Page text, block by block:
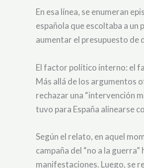
En esa línea, se enumeran
española que escoltaba a un
aumentar el presupuesto de
El factor político interno: el
Más allá de los argumentos
rechazar una “intervención
tuvo para España alinearse
Según el relato, en aquel
campaña del “no a la
manifestaciones. Luego, se